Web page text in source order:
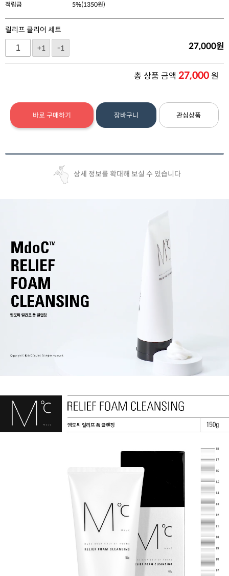
적립금
5%(1350원)
릴리프 클리어 세트
+1
-1 27,000원
총 상품 금액 27,000원
바로 구매하기 장바구니 관심상품
상세 정보를 확대해 보실 수 있습니다